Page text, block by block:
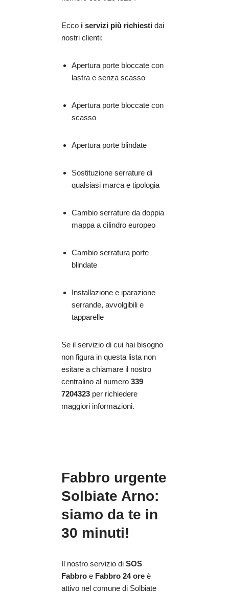
Ecco i servizi più richiesti dai
nostri clienti:
Apertura porte bloccate con
lastra e senza scasso
Apertura porte bloccate con
scasso
Apertura porte blindate
Sostituzione serrature di
qualsiasi marca e tipologia
Cambio serrature da doppia
mappa a cilindro europeo
Cambio serratura porte
blindate
Installazione e iparazione
serrande, avvolgibili e
tapparelle
Se il servizio di cui hai bisogno
non figura in questa lista non
esitare a chiamare il nostro
centralino al numero 339
7204323 per richiedere
maggiori informazioni.
Fabbro urgente
Solbiate Arno:
siamo da te in
30 minuti!
Il nostro servizio di SOS
Fabbro e Fabbro 24 ore è
attivo nel comune di Solbiate